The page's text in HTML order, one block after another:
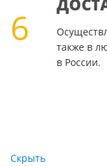
6
также в
в России.
Скрыть